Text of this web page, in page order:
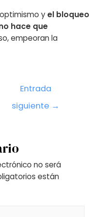
yel bloqueo
hace que
empeoran la
Entrada
siguiente →
no será
están